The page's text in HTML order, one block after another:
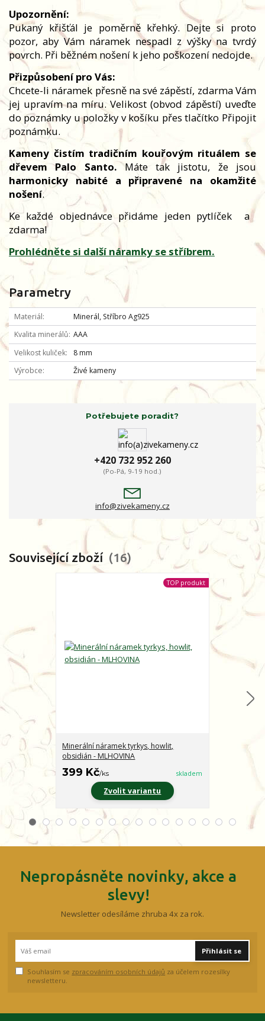
Upozornění:
Pukaný křišťál je poměrně křehký. Dejte si proto
pozor, aby Vám náramek nespadl z výšky na tvrdý
povrch. Při běžném nošení k jeho poškození nedojde.
Přizpůsobení pro Vás:
Chcete-li náramek přesně na své zápěstí, zdarma Vám
jej upravím na míru. Velikost (obvod zápěstí) uveďte
do poznámky u položky v košíku přes tlačítko Připojit
poznámku.
Kameny čistím tradičním kouřovým rituálem se
dřevem Palo Santo. Máte tak jistotu, že jsou
harmonicky nabité a připravené na okamžité
nošení.
Ke každé objednávce přidáme jeden pytlíček
a
zdarma!
Prohlédněte si další náramky se stříbrem.
Parametry
Materiál
Minerál, Stříbro Ag925
Kvalita minerálů AAA
Velikost kuliček
8 mm
Výrobce
Živé kameny
Potřebujete poradit?
+420 732 952 260
(Po-Pá, 9-19 hod.)
info@zivekameny.cz
Související zboží 16
TOP produkt
Minerální náramek tyrkys, howlit,
obsidián - MLHOVINA
399 Kč/ks skladem
Zvolit variantu
Nepropásněte novinky, akce a
slevy!
Newsletter odesíláme zhruba 4x za rok.
Přihlásit se
Souhlasím se zpracováním osobních údajů za účelem rozesílky
newsletteru.